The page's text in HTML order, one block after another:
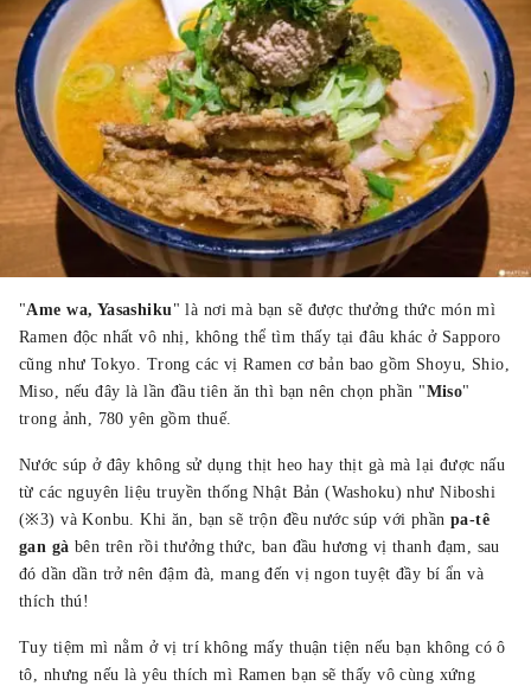
"Ame wa, Yasashiku" là nơi mà bạn sẽ được thưởng thức món mì
Ramen độc nhất vô nhị, không thể tìm thấy tại đâu khác ở Sapporo
cũng như Tokyo. Trong các vị Ramen cơ bản bao gồm Shoyu, Shio,
Miso, nếu đây là lần đầu tiên ăn thì bạn nên chọn phần "Miso"
trong ảnh, 780 yên gồm thuế.
Nước súp ở đây không sử dụng thịt heo hay thịt gà mà lại được nấu
từ các nguyên liệu truyền thống Nhật Bản (Washoku) như Niboshi
(※3) và Konbu. Khi ăn, bạn sẽ trộn đều nước súp với phần pa-tê
gan gà bên trên rồi thưởng thức, ban đầu hương vị thanh đạm, sau
đó dần dần trở nên đậm đà, mang đến vị ngon tuyệt đầy bí ẩn và
thích thú!
Tuy tiệm mì nằm ở vị trí không mấy thuận tiện nếu bạn không có ô
tô, nhưng nếu là yêu thích mì Ramen bạn sẽ thấy vô cùng xứng